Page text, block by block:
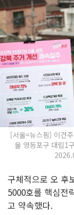
[서울=뉴스핌] 이건
울 영등포구 대림1
구체적으로 오 후
5000호를 핵심전
고 약속했다.